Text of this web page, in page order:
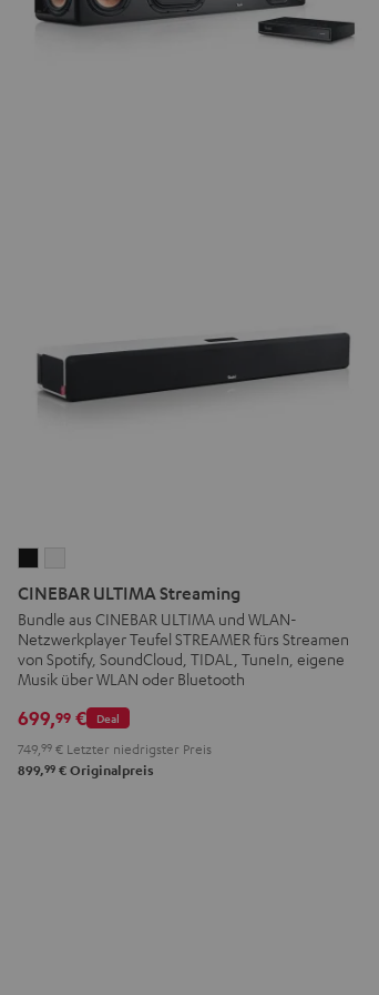
ULTIMA
Streaming
Schwarz
ULTIMA
Streaming
Weiß
CINEBAR ULTIMA Streaming
Bundle aus CINEBAR ULTIMA und WLAN-
Netzwerkplayer Teufel STREAMER fürs Streamen
von Spotify, SoundCloud, TIDAL, TuneIn, eigene
Musik über WLAN oder Bluetooth
Deal
699,99 €
749, 99 € Letzter niedrigster Preis
899,99 € Originalpreis